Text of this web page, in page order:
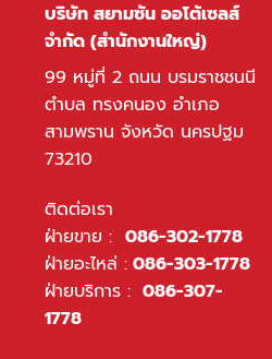
บริษัท สยามซัน ออโต้เซลส์
จำกัด (สำนักงานใหญ่)
99 หมู่ที่ 2 ถนน บรมราชชนนี
ตำบล ทรงคนอง อำเภอ
สามพราน จังหวัด นครปฐม
73210
ติดต่อเรา
ฝ่ายขาย : 086-302-1778
ฝ่ายอะไหล่ : 086-303-1778
ฝ่ายบริการ : 086-307-
1778